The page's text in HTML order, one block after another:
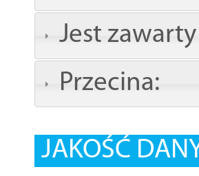
Jest
Przecina:
JAKOŚĆ